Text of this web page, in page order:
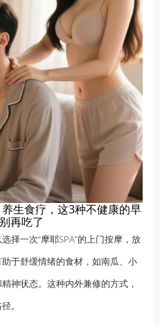
生食疗，这3种不健康的早
再吃了
择一次“摩耶SPA”的上门按摩，放
于舒缓情绪的食材，如南瓜、小
神状态。这种内外兼修的方式，
。